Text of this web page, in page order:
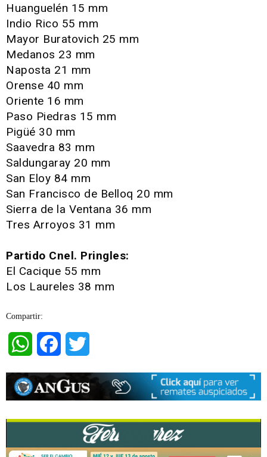
Huanguelén 15 mm
Indio Rico 55 mm
Mayor Buratovich 25 mm
Medanos 23 mm
Naposta 21 mm
Orense 40 mm
Oriente 16 mm
Paso Piedras 15 mm
Pigüé 30 mm
Saavedra 83 mm
Saldungaray 20 mm
San Eloy 84 mm
San Francisco de Belloq 20 mm
Sierra de la Ventana 36 mm
Tres Arroyos 31 mm
Partido Cnel. Pringles:
El Cacique 55 mm
Los Laureles 38 mm
Compartir:
WhatsAppFacebook